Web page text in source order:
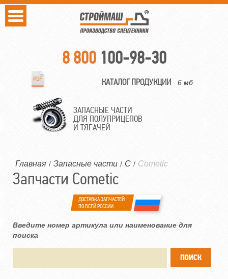
8 800 100-98-30
КАТАЛОГ ПРОДУКЦИИ 6 мб
ЗАПАСНЫЕ ЧАСТИ
ДЛЯ ПОЛУПРИЦЕПОВ
И ТЯГАЧЕЙ
Главная / Запасные части / C / Cometic
Запчасти Cometic
ДОСТАВКА ЗАПЧАСТЕЙ
ПО ВСЕЙ РОССИИ
Введите номер артикула или наименование для
поиска